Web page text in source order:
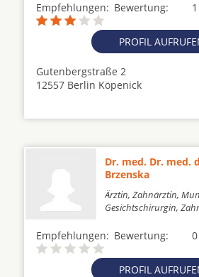
Empfehlungen: 1
Bewertung:
PROFIL
Gutenbergstraße 2
12557 Berlin Köpenick
Dr. med. Dr. med.
Brzenska
Ärztin, Zahnärztin,
Gesichtschirurgin,
Empfehlungen: 0
Bewertung:
PROFIL